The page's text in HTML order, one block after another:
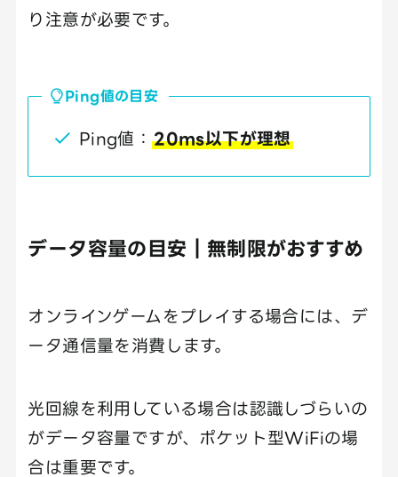
り注意が必要です。
Ping値の目安
Ping値：20ms以下が理想
データ容量の目安｜無制限がおすすめ
オンラインゲームをプレイする場合には、デ
ータ通信量を消費します。
光回線を利用している場合は認識しづらいの
がデータ容量ですが、ポケット型WiFiの場
合は重要です。